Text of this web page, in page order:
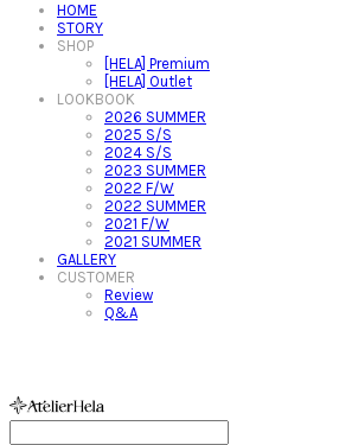
HOME
STORY
SHOP
[HELA] Premium
[HELA] Outlet
LOOKBOOK
2026 SUMMER
2025 S/S
2024 S/S
2023 SUMMER
2022 F/W
2022 SUMMER
2021 F/W
2021 SUMMER
GALLERY
CUSTOMER
Review
Q&A